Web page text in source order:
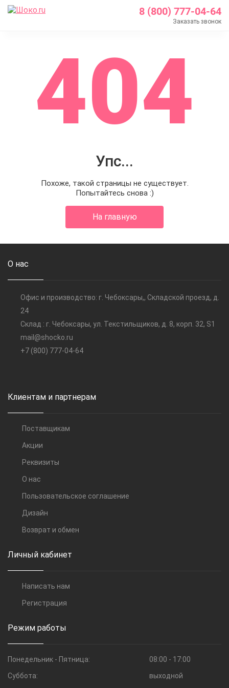
8 (800) 777-04-64
Заказать звонок
404
Упс...
Похоже, такой страницы не существует.
Попытайтесь снова :)
На главную
О нас
Офис и производство: г. Чебоксары,, Складской проезд, д.
24
Склад : г. Чебоксары, ул. Текстильщиков, д. 8, корп. 32, S1
mail@shocko.ru
+7 (800) 777-04-64
Клиентам и партнерам
Поставщикам
Акции
Реквизиты
О нас
Пользовательское соглашение
Дизайн
Возврат и обмен
Личный кабинет
Написать нам
Регистрация
Режим работы
Понедельник - Пятница:
08:00 - 17:00
Суббота:
выходной